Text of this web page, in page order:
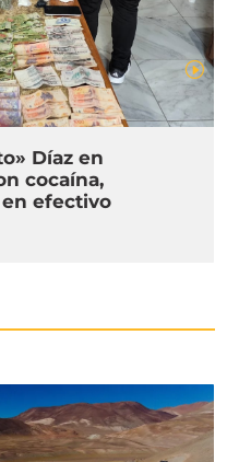
Díaz en
cocaína,
efectivo